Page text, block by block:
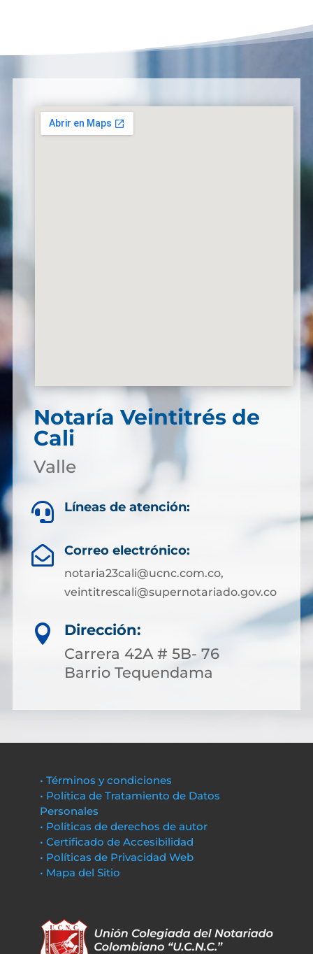
Notaría Veintitrés de
Cali
Valle
 Líneas de atención:
 Correo electrónico:
notaria23cali@ucnc.com.co,
veintitrescali@supernotariado.gov.co

Dirección:
Carrera 42A # 5B- 76
Barrio Tequendama
• Términos y condiciones
• Política de Tratamiento de Datos
Personales
• Políticas de derechos de autor
• Certificado de Accesibilidad
• Políticas de Privacidad Web
• Mapa del Sitio